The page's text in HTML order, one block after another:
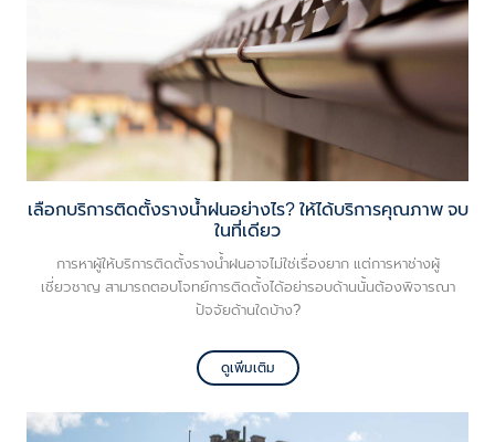
เลือกบริการติดตั้งรางน้ำฝนอย่างไร? ให้ได้บริการคุณภาพ จบ
ในที่เดียว
การหาผู้ให้บริการติดตั้งรางน้ำฝนอาจไม่ใช่เรื่องยาก แต่การหาช่างผู้
เชี่ยวชาญ สามารถตอบโจทย์การติดตั้งได้อย่ารอบด้านนั้นต้องพิจารณา
ปัจจัยด้านใดบ้าง?
ดูเพิ่มเติม